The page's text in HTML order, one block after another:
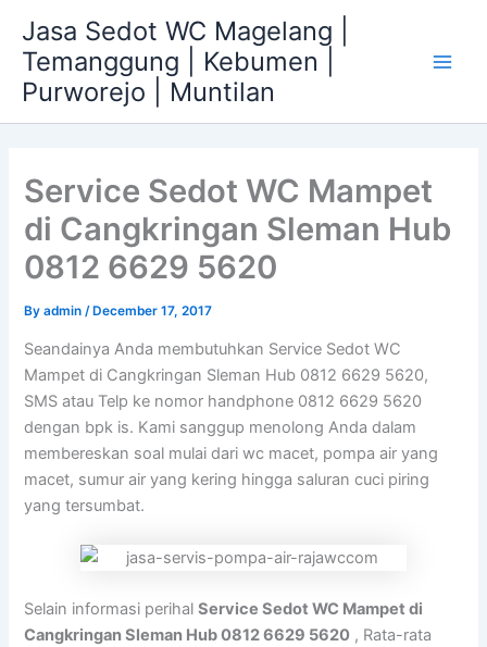
content
Jasa Sedot WC Magelang |
Temanggung | Kebumen |
Purworejo | Muntilan
Service Sedot WC Mampet
di Cangkringan Sleman Hub
0812 6629 5620
Byadmin/ December 17, 2017
Seandainya Anda membutuhkan Service Sedot WC
Mampet di Cangkringan Sleman Hub 0812 6629 5620,
SMS atau Telp ke nomor handphone 0812 6629 5620
dengan bpk is. Kami sanggup menolong Anda dalam
membereskan soal mulai dari wc macet, pompa air yang
macet, sumur air yang kering hingga saluran cuci piring
yang tersumbat.
Selain informasi perihalService Sedot WC Mampet di
Cangkringan Sleman Hub 0812 6629 5620 , Rata-rata